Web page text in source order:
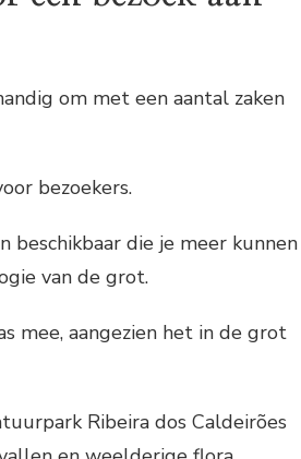
om met een aantal zaken
bezoekers.
beschikbaar die je meer kunnen
van de grot.
mee, aangezien het in de grot
Ribeira dos Caldeirões